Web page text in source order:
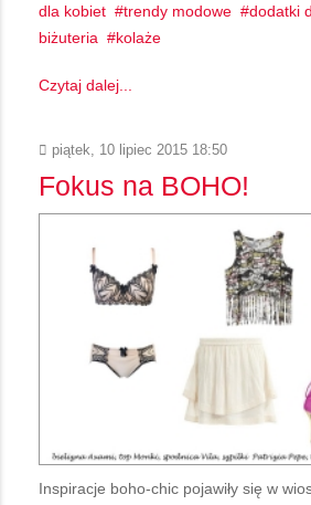
dla kobiet
trendy modowe dodatki
biżuteria
kolaże
Czytaj dalej...
piątek, 10 lipiec 2015 18:50
Fokus na BOHO!
Inspiracje boho-chic pojawiły się w